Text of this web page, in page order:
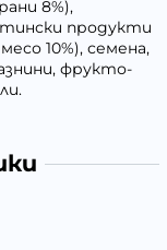
8%),
продукти
10%), семена,
фрукто-